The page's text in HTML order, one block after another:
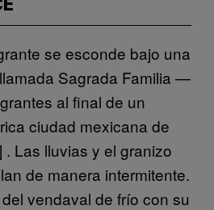
se esconde bajo una
Sagrada Familia —
al final de un
ciudad mexicana de
Las lluvias y el granizo
de manera intermitente.
vendaval de frío con su